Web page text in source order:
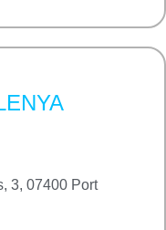
3, 07400 Port